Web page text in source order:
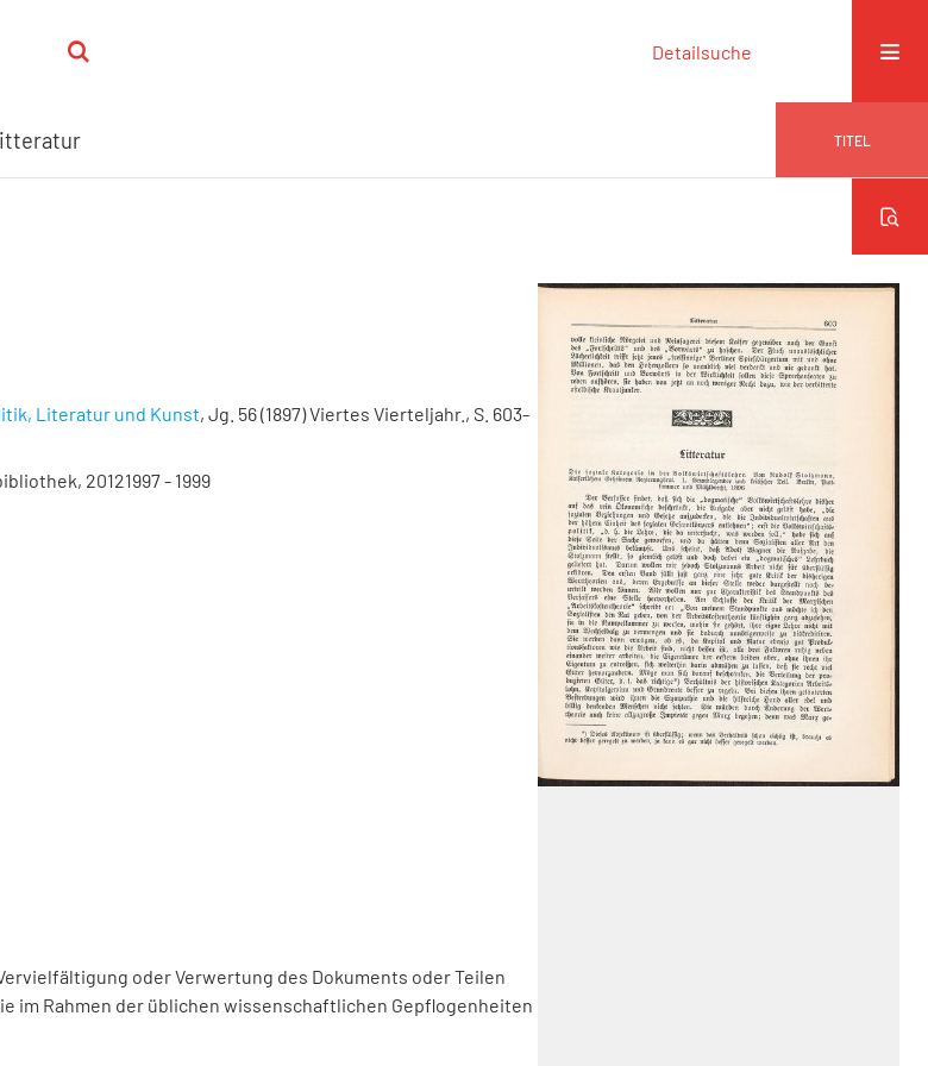
Detailsuche
TITEL
Literatur und Kunst, Jg. 56 (1897) Viertes Vierteljahr., S. 603-
20121997 - 1999
oder Verwertung des Dokuments oder Teilen
im Rahmen der üblichen wissenschaftlichen Gepflogenheiten